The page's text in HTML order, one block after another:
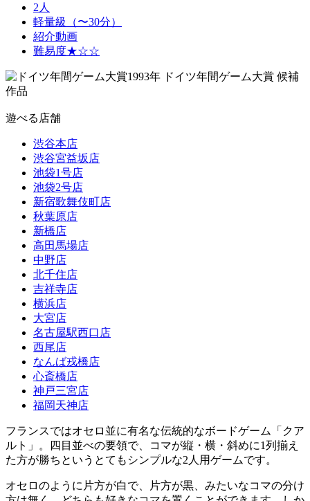
2人
軽量級（〜30分）
紹介動画
難易度★☆☆
1993年 ドイツ年間ゲーム大賞 候補
作品
遊べる店舗
渋谷本店
渋谷宮益坂店
池袋1号店
池袋2号店
新宿歌舞伎町店
秋葉原店
新橋店
高田馬場店
中野店
北千住店
吉祥寺店
横浜店
大宮店
名古屋駅西口店
西尾店
なんば戎橋店
心斎橋店
神戸三宮店
福岡天神店
フランスではオセロ並に有名な伝統的なボードゲーム「クア
ルト」。四目並べの要領で、コマが縦・横・斜めに1列揃え
た方が勝ちというとてもシンプルな2人用ゲームです。
オセロのように片方が白で、片方が黒、みたいなコマの分け